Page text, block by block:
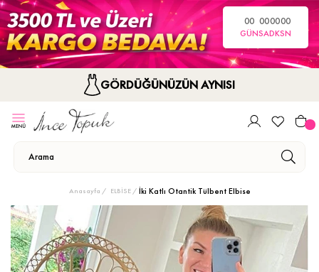
00
GÜN
00
SA
00
DK
00
SN
GÖRDÜĞÜNÜZÜN AYNISI
Anasayfa ELBİSE İki Katlı Otantik Tülbent Elbise